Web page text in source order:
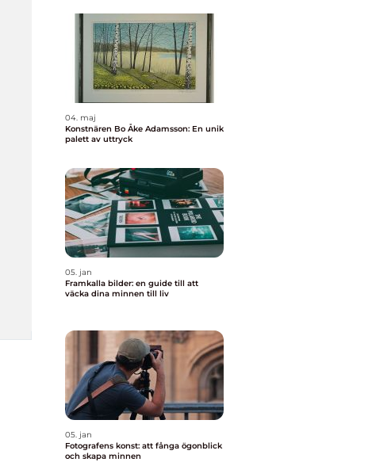
04. maj
Konstnären Bo Åke Adamsson: En unik
palett av uttryck
05. jan
Framkalla bilder: en guide till att
väcka dina minnen till liv
05. jan
Fotografens konst: att fånga ögonblick
och skapa minnen